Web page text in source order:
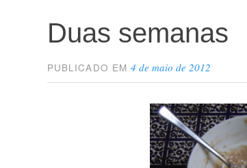
Duas semanas
PUBLICADO EM4 de maio de 2012